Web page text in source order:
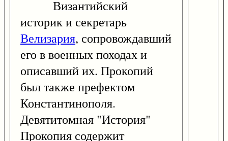
Византийский
историк и секретарь
Велизария, сопровождавший
его в военных походах и
описавший их. Прокопий
был также префектом
Константинополя.
Девятитомная "История"
Прокопия содержит